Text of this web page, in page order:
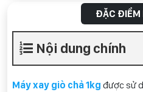
ĐẶC ĐIỂM
Nội dung chính
Máy xay giò chả 1kg được sử